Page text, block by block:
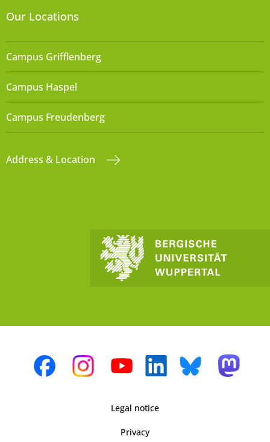
Our Locations
Campus Grifflenberg
Campus Haspel
Campus Freudenberg
Address & Location
Legal notice
Privacy